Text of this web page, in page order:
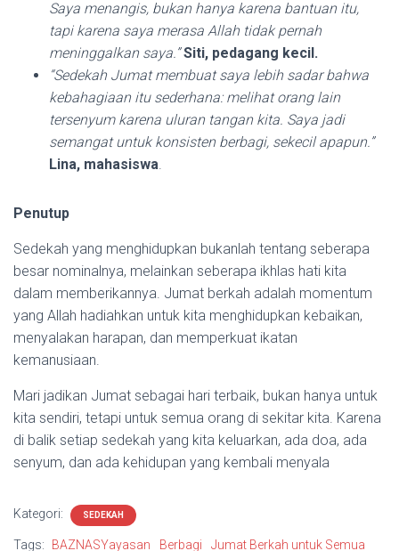
Saya menangis, bukan hanya karena bantuan itu,
tapi karena saya merasa Allah tidak pernah
meninggalkan saya.” Siti, pedagang kecil.
“Sedekah Jumat membuat saya lebih sadar bahwa
kebahagiaan itu sederhana: melihat orang lain
tersenyum karena uluran tangan kita. Saya jadi
semangat untuk konsisten berbagi, sekecil apapun.”
Lina, mahasiswa.
Penutup
Sedekah yang menghidupkan bukanlah tentang seberapa
besar nominalnya, melainkan seberapa ikhlas hati kita
dalam memberikannya. Jumat berkah adalah momentum
yang Allah hadiahkan untuk kita menghidupkan kebaikan,
menyalakan harapan, dan memperkuat ikatan
kemanusiaan.
Mari jadikan Jumat sebagai hari terbaik, bukan hanya untuk
kita sendiri, tetapi untuk semua orang di sekitar kita. Karena
di balik setiap sedekah yang kita keluarkan, ada doa, ada
senyum, dan ada kehidupan yang kembali menyala
Kategori: SEDEKAH
Tags: BAZNASYayasan Berbagi Jumat Berkah untuk Semua